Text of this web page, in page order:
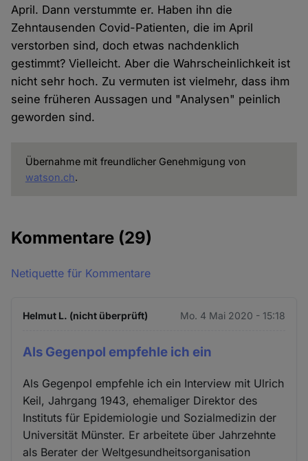
April. Dann verstummte er. Haben ihn die
Zehntausenden Covid-Patienten, die im April
verstorben sind, doch etwas nachdenklich
gestimmt? Vielleicht. Aber die Wahrscheinlichkeit ist
nicht sehr hoch. Zu vermuten ist vielmehr, dass ihm
seine früheren Aussagen und "Analysen" peinlich
geworden sind.
Übernahme mit freundlicher Genehmigung von
watson.ch.
Kommentare (29)
Netiquette für Kommentare
Helmut L. (nicht überprüft) Mo. 4 Mai 2020 - 15:18
Als Gegenpol empfehle ich ein
Als Gegenpol empfehle ich ein Interview mit Ulrich
Keil, Jahrgang 1943, ehemaliger Direktor des
Instituts für Epidemiologie und Sozialmedizin der
Universität Münster. Er arbeitete über Jahrzehnte
als Berater der Weltgesundheitsorganisation